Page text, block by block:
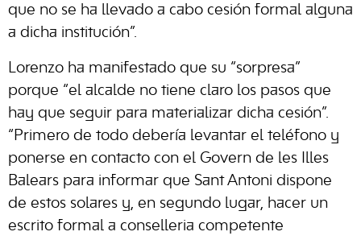
que no se ha llevado a cabo cesión formal alguna
a dicha institución”.
Lorenzo ha manifestado que su “sorpresa”
porque “el alcalde no tiene claro los pasos que
hay que seguir para materializar dicha cesión”.
“Primero de todo debería levantar el teléfono y
ponerse en contacto con el Govern de les Illes
Balears para informar que Sant Antoni dispone
de estos solares y, en segundo lugar, hacer un
escrito formal a conselleria competente